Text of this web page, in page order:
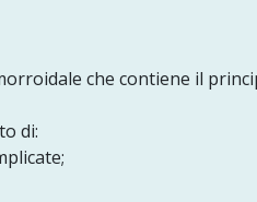
che contiene il
di: